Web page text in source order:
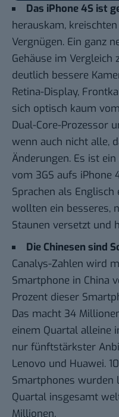
Das iPhone 4S ist
herauskam,
Vergnügen. Ein ganz
Gehäuse im Vergleich
deutlich bessere
Retina-Display,
sich optisch kaum
Dual-Core-Prozessor
wenn auch nicht alle,
Änderungen. Es ist
vom 3GS aufs iPhone
Sprachen als Englisch
wollten ein besseres,
Staunen versetzt und
Die Chinesen sind
Canalys-Zahlen wird
Smartphone in China
Prozent dieser
Das macht 34
einem Quartal alleine
nur fünftstärkster
Lenovo und Huawei.
Smartphones wurden
Quartal insgesamt
Millionen.